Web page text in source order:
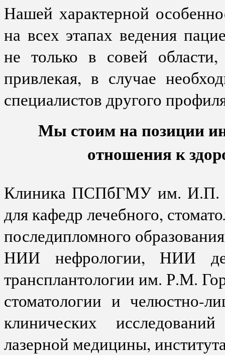
Нашей характерной
на всех этапах ведения
не только в совей
привлекая, в случае
специалистов другого
Мы стоим на позиции
отношения к
Клиника ПСПбГМУ им. И.П.
для кафедр лечебного,
последипломного
НИИ нефрологии, НИИ
трансплантологии им. Р.М.
стоматологии и челюстно-
клинических
лазерной медицины,